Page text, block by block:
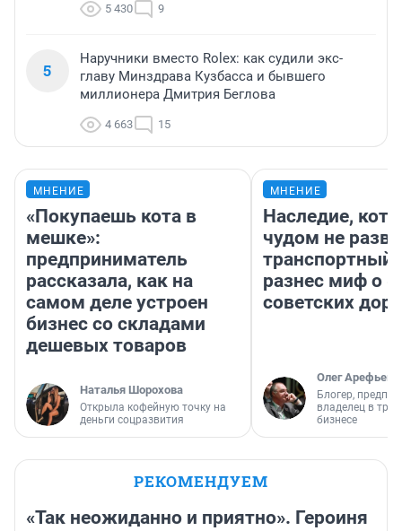
5 430 9
5
Наручники вместо Rolex: как судили экс-
главу Минздрава Кузбасса и бывшего
миллионера Дмитрия Беглова
4 663 15
МНЕНИЕ
«Покупаешь кота в
мешке»:
предприниматель
рассказала, как на
самом деле устроен
бизнес со складами
дешевых товаров
Наталья Шорохова
Открыла кофейную точку на
деньги соцразвития
МНЕНИЕ
Наследие,
чудом не
транспортный
разнес миф о
советских
Олег Арефьев
Блогер,
владелец в
бизнесе
РЕКОМЕНДУЕМ
«Так неожиданно и приятно». Героиня